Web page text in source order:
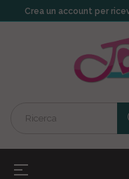
Crea un account per
navigazione
☰